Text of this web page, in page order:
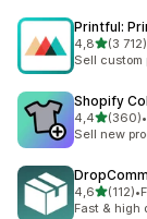
Printful:
4,8z 5(3 712)
Celkový
Sell custom
Shopify
4,4z 5(360)
Celkový •
Sell new
4,6z 5(112)
Celkový •
Fast & high